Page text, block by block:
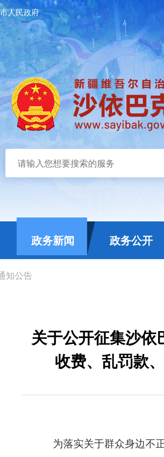
人民政府
政务新闻 政务公开
政务新闻
知公告
关于公开征集沙依
收费、乱罚款
为落实关于群众身边不